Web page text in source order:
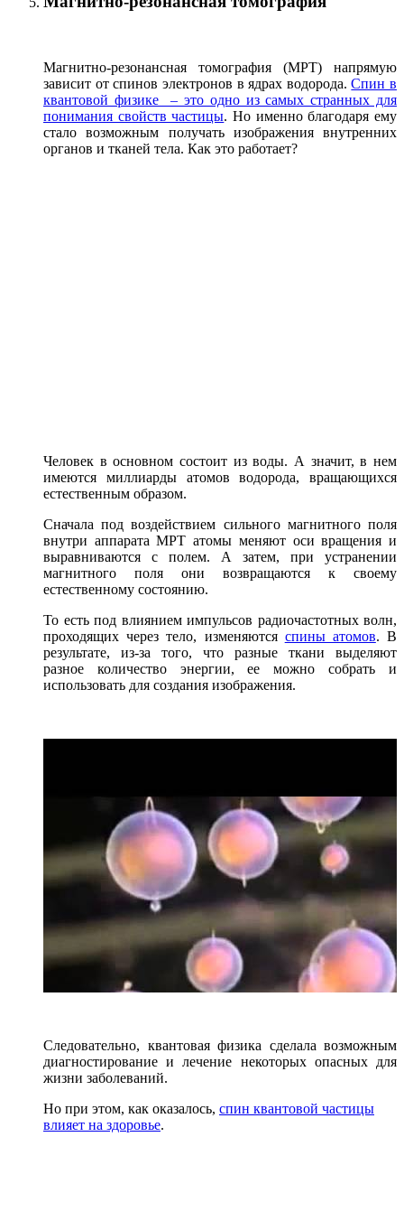
Магнитно-резонансная томография (МРТ) напрямую
зависит от спинов электронов в ядрах водорода.Спин в
квантовой физике – это одно из самых странных для
понимания свойств частицы. Но именно благодаря ему
стало возможным получать изображения внутренних
органов и тканей тела. Как это работает?
Человек в основном состоит из воды. А значит, в нем
имеются миллиарды атомов водорода, вращающихся
естественным образом.
Сначала под воздействием сильного магнитного поля
внутри аппарата МРТ атомы меняют оси вращения и
выравниваются с полем. А затем, при устранении
магнитного поля они возвращаются к своему
естественному состоянию.
То есть под влиянием импульсов радиочастотных волн,
проходящих через тело, изменяются спины атомов. В
результате, из-за того, что разные ткани выделяют
разное количество энергии, ее можно собрать и
использовать для создания изображения.
Следовательно, квантовая физика сделала возможным
диагностирование и лечение некоторых опасных для
жизни заболеваний.
Но при этом, как оказалось, спин квантовой частицы
влияет на здоровье.